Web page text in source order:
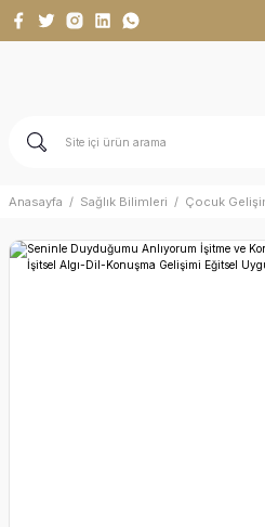
Anasayfa Sağlık Bilimleri Çocuk